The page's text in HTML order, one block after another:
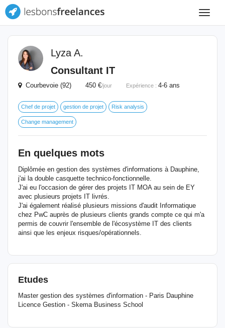
Toggle
Lyza A.
Consultant IT
Courbevoie (92) 450 €/jour Expérience : 4-6 ans
Chef de projet gestion de projet Risk analysis
Change management
En quelques mots
Diplômée en gestion des systèmes d'informations à Dauphine,
j'ai la double casquette technico-fonctionnelle.
J'ai eu l'occasion de gérer des projets IT MOA au sein de EY
avec plusieurs projets IT livrés.
J'ai également réalisé plusieurs missions d'audit Informatique
chez PwC auprès de plusieurs clients grands compte ce qui m'a
permis de couvrir l'ensemble de l'écosystème IT des clients
ainsi que les enjeux risques/opérationnels.
Etudes
Master gestion des systèmes d'information - Paris Dauphine
Licence Gestion - Skema Business School